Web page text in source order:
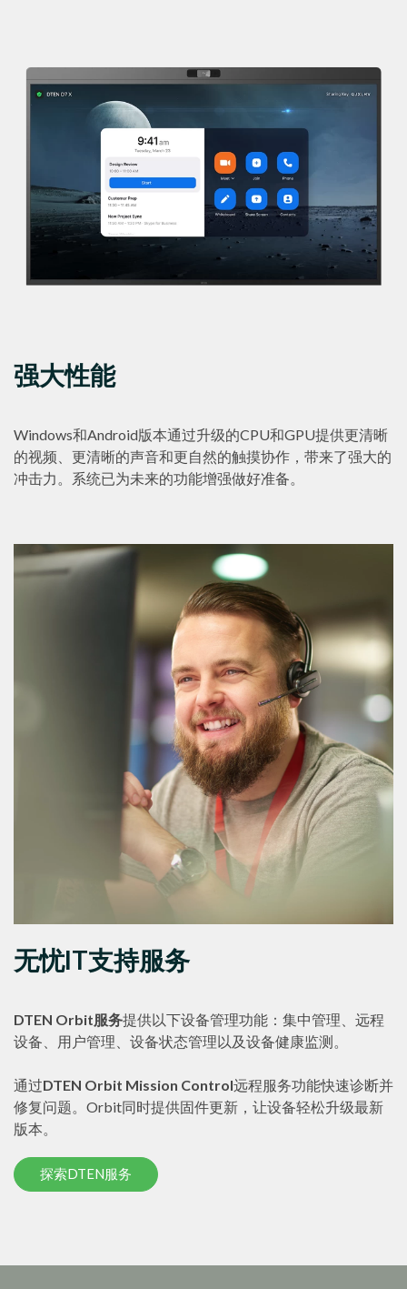
强大性能
Windows和Android版本通过升级的CPU和GPU提供更清晰
的视频、更清晰的声音和更自然的触摸协作，带来了强大的
冲击力。系统已为未来的功能增强做好准备。
无忧IT支持服务
DTEN Orbit服务提供以下设备管理功能：集中管理、远程
设备、用户管理、设备状态管理以及设备健康监测。
通过DTEN Orbit Mission Control远程服务功能快速诊断并
修复问题。Orbit同时提供固件更新，让设备轻松升级最新
版本。
探索DTEN服务